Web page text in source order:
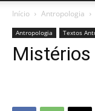
Início Antropologia
Antropologia Textos
Mistérios